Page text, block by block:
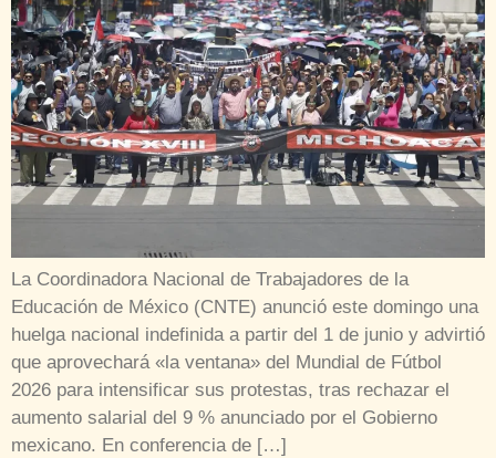
La Coordinadora Nacional de Trabajadores de la
Educación de México (CNTE) anunció este domingo una
huelga nacional indefinida a partir del 1 de junio y advirtió
que aprovechará «la ventana» del Mundial de Fútbol
2026 para intensificar sus protestas, tras rechazar el
aumento salarial del 9 % anunciado por el Gobierno
mexicano. En conferencia de […]